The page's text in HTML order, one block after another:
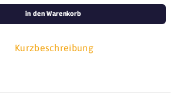
Kurzbeschreibung
in den Warenkorb